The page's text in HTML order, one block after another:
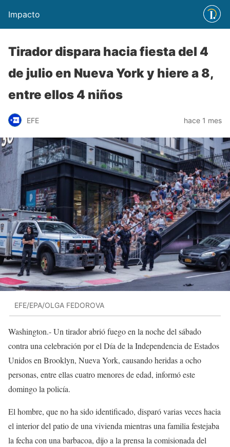
Impacto
Tirador dispara hacia fiesta del 4
de julio en Nueva York y hiere a 8,
entre ellos 4 niños
EFE hace 1 mes
EFE/EPA/OLGA FEDOROVA
Washington.- Un tirador abrió fuego en la noche del sábado
contra una celebración por el Día de la Independencia de Estados
Unidos en Brooklyn, Nueva York, causando heridas a ocho
personas, entre ellas cuatro menores de edad, informó este
domingo la policía.
El hombre, que no ha sido identificado, disparó varias veces hacia
el interior del patio de una vivienda mientras una familia festejaba
la fecha con una barbacoa, dijo a la prensa la comisionada del